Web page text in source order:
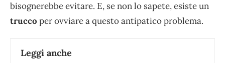
bisognerebbe evitare. E, se non lo sapete, esiste un
trucco per ovviare a questo antipatico problema.
Leggi anche